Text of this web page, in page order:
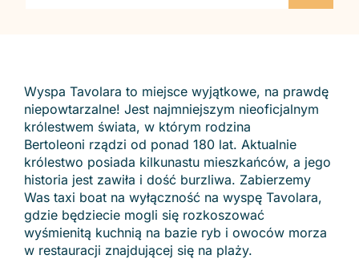
Wyspa Tavolara to miejsce wyjątkowe, na prawdę
niepowtarzalne! Jest najmniejszym nieoficjalnym
królestwem świata, w którym rodzina
Bertoleoni rządzi od ponad 180 lat. Aktualnie
królestwo posiada kilkunastu mieszkańców, a jego
historia jest zawiła i dość burzliwa. Zabierzemy
Was taxi boat na wyłączność na wyspę Tavolara,
gdzie będziecie mogli się rozkoszować
wyśmienitą kuchnią na bazie ryb i owoców morza
w restauracji znajdującej się na plaży.